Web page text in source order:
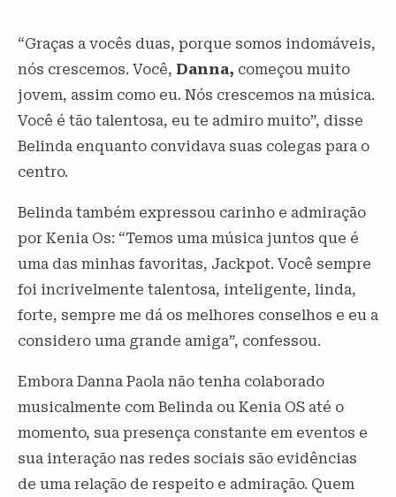
“Graças a vocês duas, porque somos indomáveis,
nós crescemos. Você, Danna, começou muito
jovem, assim como eu. Nós crescemos na música.
Você é tão talentosa, eu te admiro muito”, disse
Belinda enquanto convidava suas colegas para o
centro.
Belinda também expressou carinho e admiração
por Kenia Os: “Temos uma música juntos que é
uma das minhas favoritas, Jackpot. Você sempre
foi incrivelmente talentosa, inteligente, linda,
forte, sempre me dá os melhores conselhos e eu a
considero uma grande amiga”, confessou.
Embora Danna Paola não tenha colaborado
musicalmente com Belinda ou Kenia OS até o
momento, sua presença constante em eventos e
sua interação nas redes sociais são evidências
de uma relação de respeito e admiração. Quem